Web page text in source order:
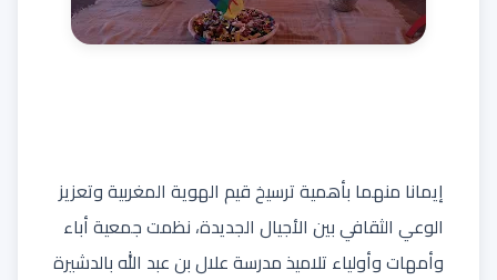
إيمانا منهما بأهمية ترسيخ قيم الهوية المغربية وتعزيز
الوعي الثقافي بين الأجيال الجديدة، نظمت جمعية أباء
وأمهات وأولياء تلاميذ مدرسة علال بن عبد الله بالدشيرة